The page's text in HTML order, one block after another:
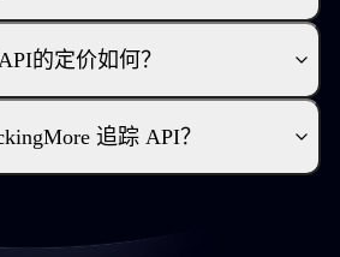
的定价如何？
追踪 API？